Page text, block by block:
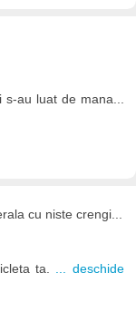
au luat de mana...
cu niste crengi...
ta.
... deschide